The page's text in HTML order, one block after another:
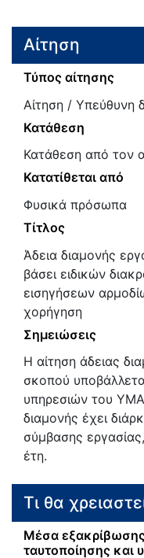
Αίτηση
Τύπος αίτησης
Αίτηση / Υπεύθυνη
Κατάθεση
Κατάθεση από τον
Κατατίθεται από
Φυσικά πρόσωπα
Τίτλος
Άδεια διαμονής
βάσει ειδικών
εισηγήσεων
χορήγηση
Σημειώσεις
Η αίτηση άδειας
σκοπού
υπηρεσιών του
διαμονής έχει
σύμβασης
έτη.
Τι θα
Μέσα
ταυτοποίησης και